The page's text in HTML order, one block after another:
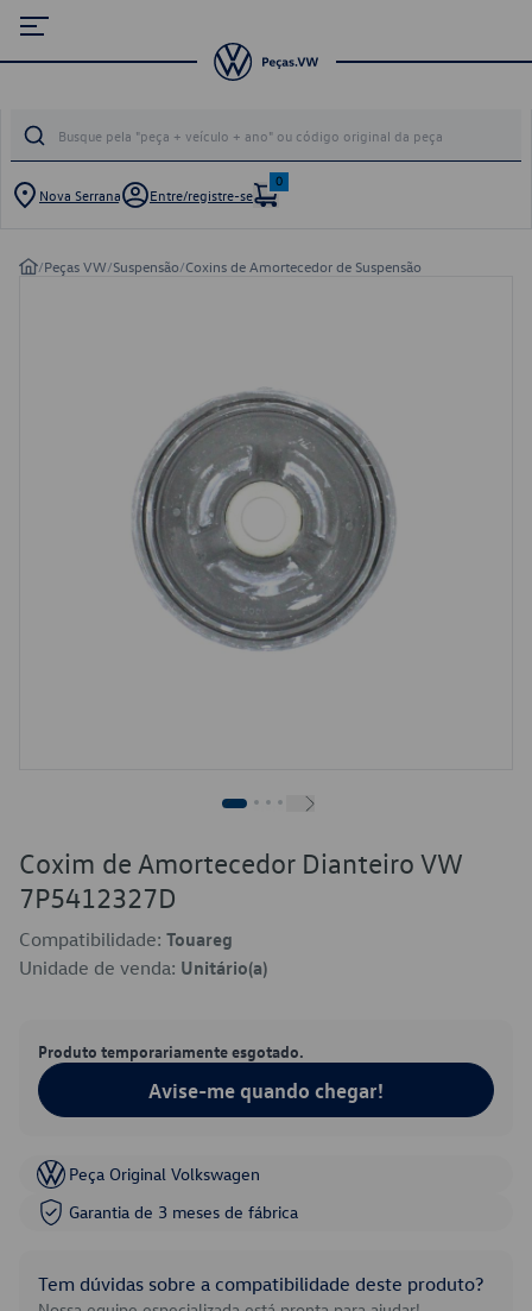
Nova Serrana Entre/registre-se
0
/Peças VW/Suspensão/Coxins de Amortecedor de Suspensão
Coxim de Amortecedor Dianteiro VW
7P5412327D
Compatibilidade: Touareg
Unidade de venda: Unitário(a)
Produto temporariamente esgotado.
Avise-me quando chegar!
Peça Original Volkswagen
Garantia de 3 meses de fábrica
Tem dúvidas sobre a compatibilidade deste produto?